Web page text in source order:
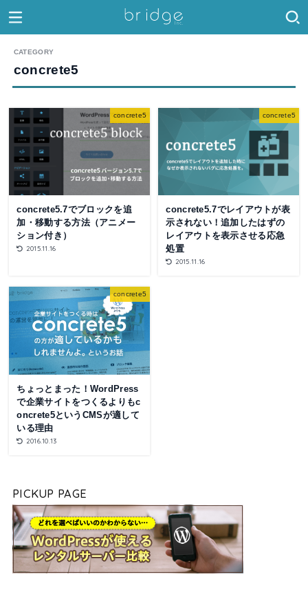
concrete5
concrete5
concrete5.7でブロックを追
加・移動する方法（アニメー
ション付き）
2015.11.16
concrete5
concrete5.7でレイアウトが表
示されない！追加したはずの
レイアウトを表示させる応急
処置
2015.11.16
concrete5
ちょっとまった！WordPress
で企業サイトをつくるよりもc
oncrete5というCMSが適して
いる理由
2016.10.13
PICKUP PAGE